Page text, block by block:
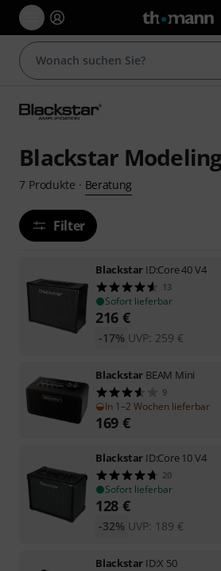
Blackstar
7 Produkte · Beratung
Filter
Blackstar ID:Core 40 V4
13
Sofort lieferbar
216 €
UVP: 259 €
-17%
Blackstar BEAM Mini
9
In 1–2 Wochen lieferbar
169 €
Blackstar ID:Core 10 V4
20
Sofort lieferbar
128 €
UVP: 189 €
-32%
Blackstar ID:X 50